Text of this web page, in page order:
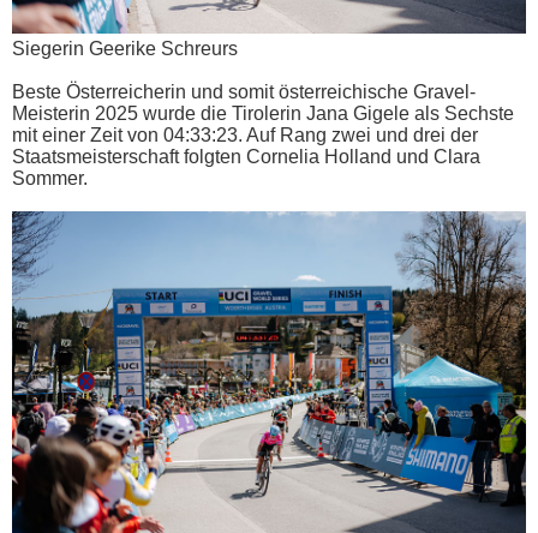
Siegerin Geerike Schreurs
Beste Österreicherin und somit österreichische Gravel-
Meisterin 2025 wurde die Tirolerin Jana Gigele als Sechste
mit einer Zeit von 04:33:23. Auf Rang zwei und drei der
Staatsmeisterschaft folgten Cornelia Holland und Clara
Sommer.